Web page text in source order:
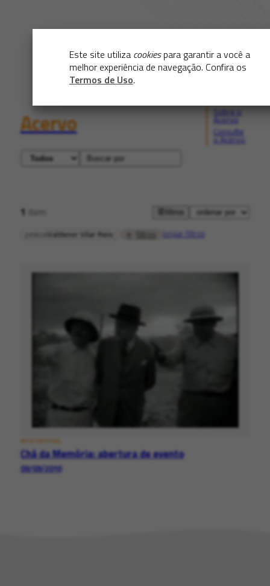
Este site utiliza cookiespara garantir a você a
melhor experiência de navegação. Confira os
Termos de Uso.
Acervo
Consulte
1 item filtros
Valdenor Vilar Reis filtros limpar filtros
AUDIOVISUAL
Chá da Memória: abertura de evento
03/03/2010